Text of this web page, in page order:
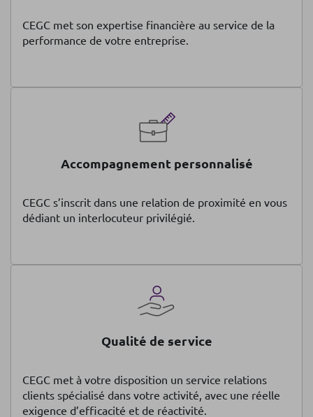
CEGC met son expertise financière au service de la
performance de votre entreprise.
Accompagnement personnalisé
CEGC s’inscrit dans une relation de proximité en vous
dédiant un interlocuteur privilégié.
Qualité de service
CEGC met à votre disposition un service relations
clients spécialisé dans votre activité, avec une réelle
exigence d’efficacité et de réactivité.